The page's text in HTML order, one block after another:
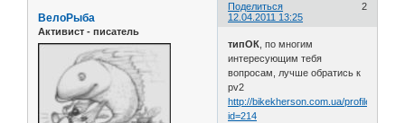
Поделиться
2
12.04.2011 13:25
ВелоРыба
Активист - писатель
типОК , по многим
интересующим тебя
вопросам, лучше обратись к
pv2
http://bikekherson.com.ua/profile.php?
id=214